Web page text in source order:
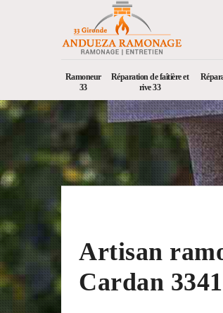
Ramoneur
33
Réparation de faîtière et
rive 33
Artisan
Cardan